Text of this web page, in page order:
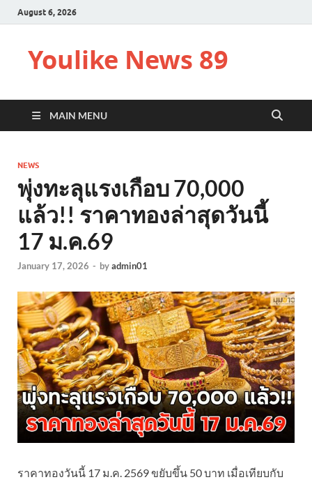
August 6, 2026
Youlike News 89
MAIN MENU
NEWS
พุ่งทะลุแรงเกือบ 70,000
แล้ว!! ราคาทองล่าสุดวันนี้
17 ม.ค.69
January 17, 2026 - byadmin01
ราคาทองวันนี้ 17 ม.ค. 2569 ขยับขึ้น 50 บาท เมื่อเทียบกับ